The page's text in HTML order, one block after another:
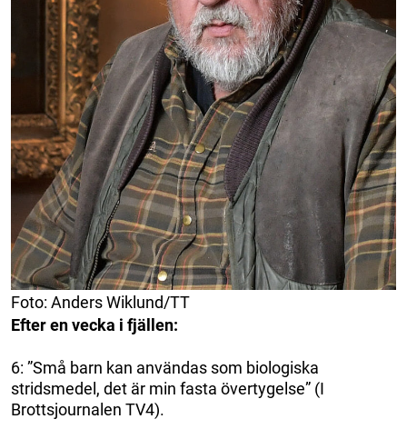
Foto: Anders Wiklund/TT
Efter en vecka i fjällen:
6: ”Små barn kan användas som biologiska
stridsmedel, det är min fasta övertygelse” (I
Brottsjournalen TV4).